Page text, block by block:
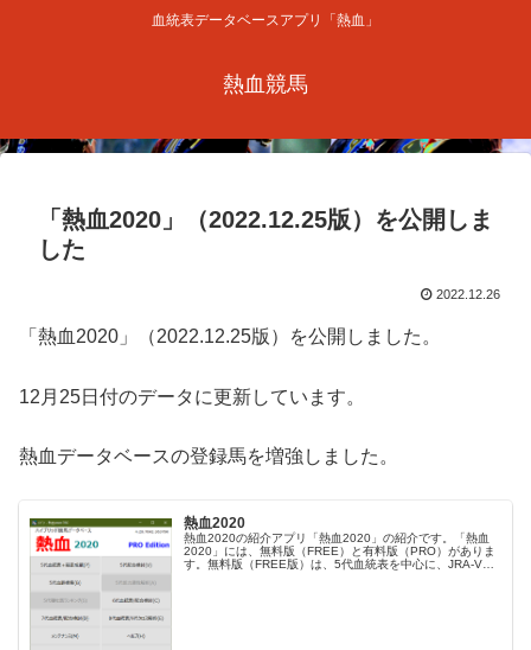
血統表データベースアプリ「熱血」
熱血競馬
「熱血2020」（2022.12.25版）を公開しま
した
2022.12.26
「熱血2020」（2022.12.25版）を公開しました。
12月25日付のデータに更新しています。
熱血データベースの登録馬を増強しました。
熱血2020
熱血2020の紹介アプリ「熱血2020」の紹介です。「熱血
2020」には、無料版（FREE）と有料版（PRO）がありま
す。無料版（FREE版）は、5代血統表を中心に、JRA-VAN